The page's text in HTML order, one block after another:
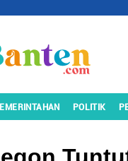
POLITIK